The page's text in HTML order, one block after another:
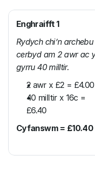
Enghraifft 1
Rydych chi’n archebu
cerbyd am 2 awr ac
gyrru 40 milltir.
2 awr x £2 = £4.00
40 milltir x 16c =
£6.40
Cyfanswm = £10.40